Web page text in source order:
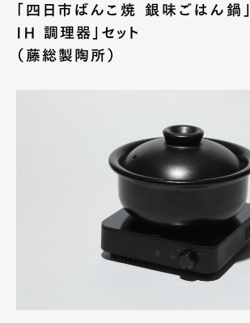
「四日市ばんこ焼 銀味ごはん鍋
IH 調理器」セット
（藤総製陶所）